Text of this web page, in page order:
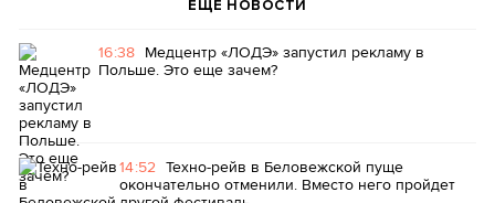
ЕЩЕ НОВОСТИ
16:38 Медцентр «ЛОДЭ» запустил рекламу в
Польше. Это еще зачем?
14:52 Техно-рейв в Беловежской пуще
окончательно отменили. Вместо него пройдет